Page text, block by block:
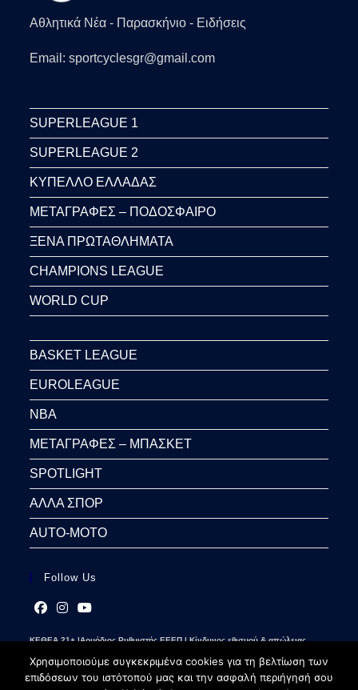
Αθλητικά Νέα - Παρασκήνιο - Ειδήσεις
Email: sportcyclesgr@gmail.com
SUPERLEAGUE 1
SUPERLEAGUE 2
ΚΥΠΕΛΛΟ ΕΛΛΑΔΑΣ
ΜΕΤΑΓΡΑΦΕΣ – ΠΟΔΟΣΦΑΙΡΟ
ΞΕΝΑ ΠΡΩΤΑΘΛΗΜΑΤΑ
CHAMPIONS LEAGUE
WORLD CUP
BASKET LEAGUE
EUROLEAGUE
NBA
ΜΕΤΑΓΡΑΦΕΣ – ΜΠΑΣΚΕΤ
SPOTLIGHT
ΑΛΛΑ ΣΠΟΡ
AUTO-MOTO
Follow Us
in
a
new
in
a
new
in
a
new
ΚΕΘΕΑ 21+ |Αρμόδιος Ρυθμιστής ΕΕΕΠ | Κίνδυνος εθισμού & απώλειας
Χρησιμοποιούμε συγκεκριμένα cookies για τη βελτίωση των
επιδόσεων του ιστότοπού μας και την ασφαλή περιήγησή σου